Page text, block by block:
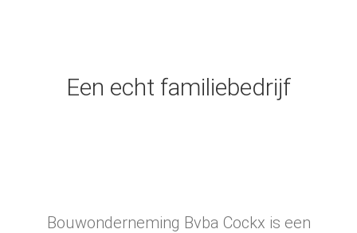
Een echt familiebedrijf
Bouwonderneming Bvba Cockx is een